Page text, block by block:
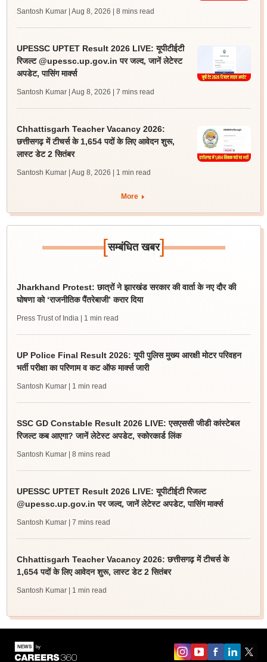
Santosh Kumar | Aug 8, 2026 | 8 mins read
UPESSC UPTET Result 2026 LIVE: यूपीटीईटी
रिजल्ट @upessc.up.gov.in पर जल्द, जानें लेटेस्ट
अपडेट, पासिंग मार्क्स
Santosh Kumar | Aug 8, 2026 | 7 mins read
Chhattisgarh Teacher Vacancy 2026:
छत्तीसगढ़ में टीचर्स के 1,654 पदों के लिए आवेदन शुरू,
लास्ट डेट 2 सितंबर
Santosh Kumar | Aug 8, 2026 | 1 min read
More
[सम्बंधित खबर]
Jharkhand Protest: छात्रों ने झारखंड सरकार की वार्ता के नए दौर की
घोषणा को ‘राजनीतिक पैंतरेबाजी’ करार दिया
Press Trust of India | 1 min read
UP Police Final Result 2026: यूपी पुलिस मुख्य आरक्षी मोटर परिवहन
भर्ती परीक्षा का परिणाम व कट ऑफ मार्क्स जारी
Santosh Kumar | 1 min read
SSC GD Constable Result 2026 LIVE: एसएससी जीडी कांस्टेबल
रिजल्ट कब आएगा? जानें लेटेस्ट अपडेट, स्कोरकार्ड लिंक
Santosh Kumar | 8 mins read
UPESSC UPTET Result 2026 LIVE: यूपीटीईटी रिजल्ट
@upessc.up.gov.in पर जल्द, जानें लेटेस्ट अपडेट, पासिंग मार्क्स
Santosh Kumar | 7 mins read
Chhattisgarh Teacher Vacancy 2026: छत्तीसगढ़ में टीचर्स के
1,654 पदों के लिए आवेदन शुरू, लास्ट डेट 2 सितंबर
Santosh Kumar | 1 min read